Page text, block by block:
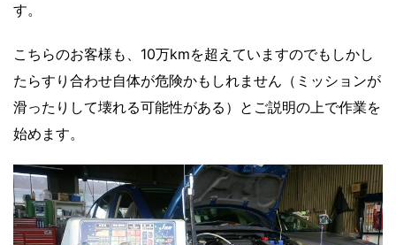
す。
こちらのお客様も、10万kmを超えていますのでもしかし
たらすり合わせ自体が危険かもしれません（ミッションが
滑ったりして壊れる可能性がある）とご説明の上で作業を
始めます。